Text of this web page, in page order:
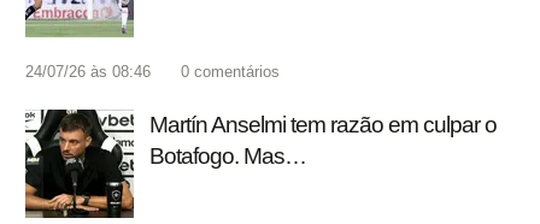
24/07/26 às 08:46 0 comentários
Martín Anselmi tem razão em culpar o
Botafogo. Mas…